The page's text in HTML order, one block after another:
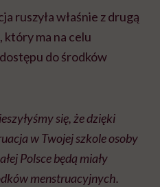
ruszyła właśnie z drugą
który ma na celu
do środków
się, że dzięki
w Twojej szkole osoby
Polsce będą miały
menstruacyjnych.